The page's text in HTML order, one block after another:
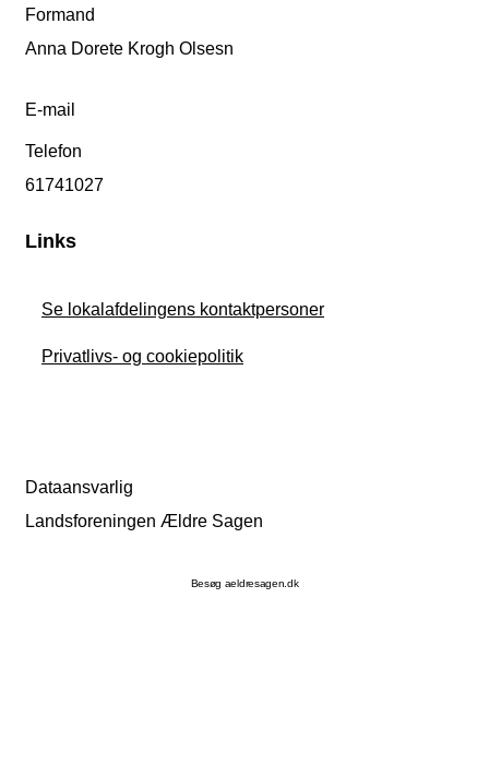
Formand
Anna Dorete Krogh Olsesn
E-mail
Telefon
61741027
Links
Se lokalafdelingens kontaktpersoner
Privatlivs- og cookiepolitik
Dataansvarlig
Landsforeningen Ældre Sagen
Besøg aeldresagen.dk